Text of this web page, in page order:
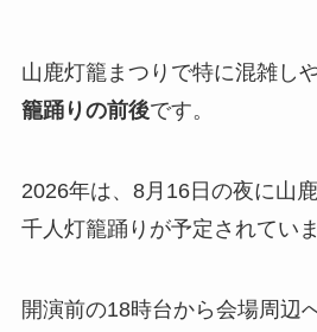
山鹿灯籠まつりで特に混雑し
籠踊りの前後です。
2026年は、8月16日の夜に山
千人灯籠踊りが予定されていま
開演前の18時台から会場周辺